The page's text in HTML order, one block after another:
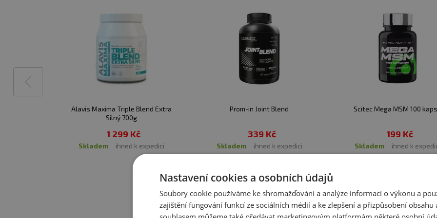
✅
– součást synoviální tekutiny („kloubní mazivo“)
– přispívá k normální tvorbě kolagenu pro správnou funkci chrupavek
✅Boswellia serrata
– rostlinný extrakt tradičně používaný v souvislosti s
✅Kajenský pepř – součást receptury podporující komplexní funkční charakter
představuje opravdovou revoluci v péči o pohybový aparát. TENDOFORTE® se
zatíženou část pohybového aparátu sportovce, a to na šlachy a vazy. Speciální
TENDOFORTE ® udržují vaše šlachy a vazy silné a pružné. Nejenže
poškození, ale také umožňují rychlejší regeneraci po úrazu. Je prokázáno, že
významně urychlit návrat k tréninku i po závažném úponovém zranění. Právě
Drink stát základem suplementace každého sportovce, který pomýšlí na dlouhou
FORTIGEL®
Alavis Maxima Triple Blend Extra
Silný 700g
1 299 Kč
skladem ihned k expedici
Prom-in Joint Blend
339 Kč
skladem ihned k expedici
Scitec Mega MSM 100
199 Kč
skladem ihned k
Zobrazit všechny produkty v akci
Nastavení cookies a osobních údajů
Soubory cookie používáme ke shromažďování a analýze informací o výkonu a
zajištění fungování funkcí ze sociálních médií a ke zlepšení a přizpůsobení obsahu